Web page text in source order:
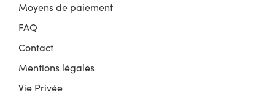
Moyens de paiement
FAQ
Contact
Mentions légales
Vie Privée